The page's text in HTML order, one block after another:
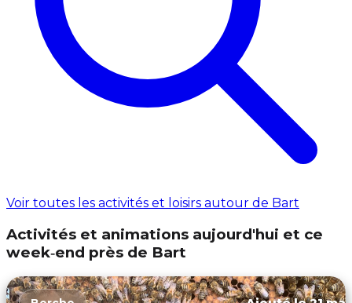
Voir toutes les activités et loisirs autour de Bart
Activités et animations aujourd'hui et ce
week‑end près de Bart